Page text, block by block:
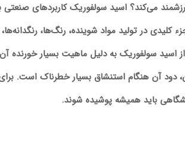
می‌کند؟ اسید سولفوریک کاربردهای
در تولید مواد شوینده، رنگ‌ها،
از اسید سولفوریک به دلیل ماهیت بسیار
آن هنگام استنشاق بسیار خطرناک است.
باید همیشه پوشیده شوند.